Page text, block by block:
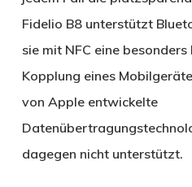
Fidelio B8 unterstützt
sie mit NFC eine
Kopplung eines
von Apple entwickelte
dagegen nicht unterstützt.